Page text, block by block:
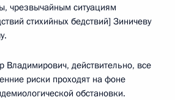
чрезвычайным ситуациям
стихийных бедствий] Зиничеву
Владимирович, действительно, все
риски проходят на фоне
обстановки.